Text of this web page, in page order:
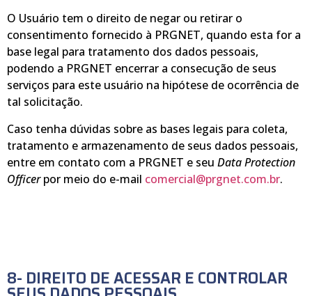
O Usuário tem o direito de negar ou retirar o
consentimento fornecido à PRGNET, quando esta for a
base legal para tratamento dos dados pessoais,
podendo a PRGNET encerrar a consecução de seus
serviços para este usuário na hipótese de ocorrência de
tal solicitação.
Caso tenha dúvidas sobre as bases legais para coleta,
tratamento e armazenamento de seus dados pessoais,
entre em contato com a PRGNET e seu Data Protection
Officerpor meio do e-mail comercial@prgnet.com.br.
8- DIREITO DE ACESSAR E CONTROLAR